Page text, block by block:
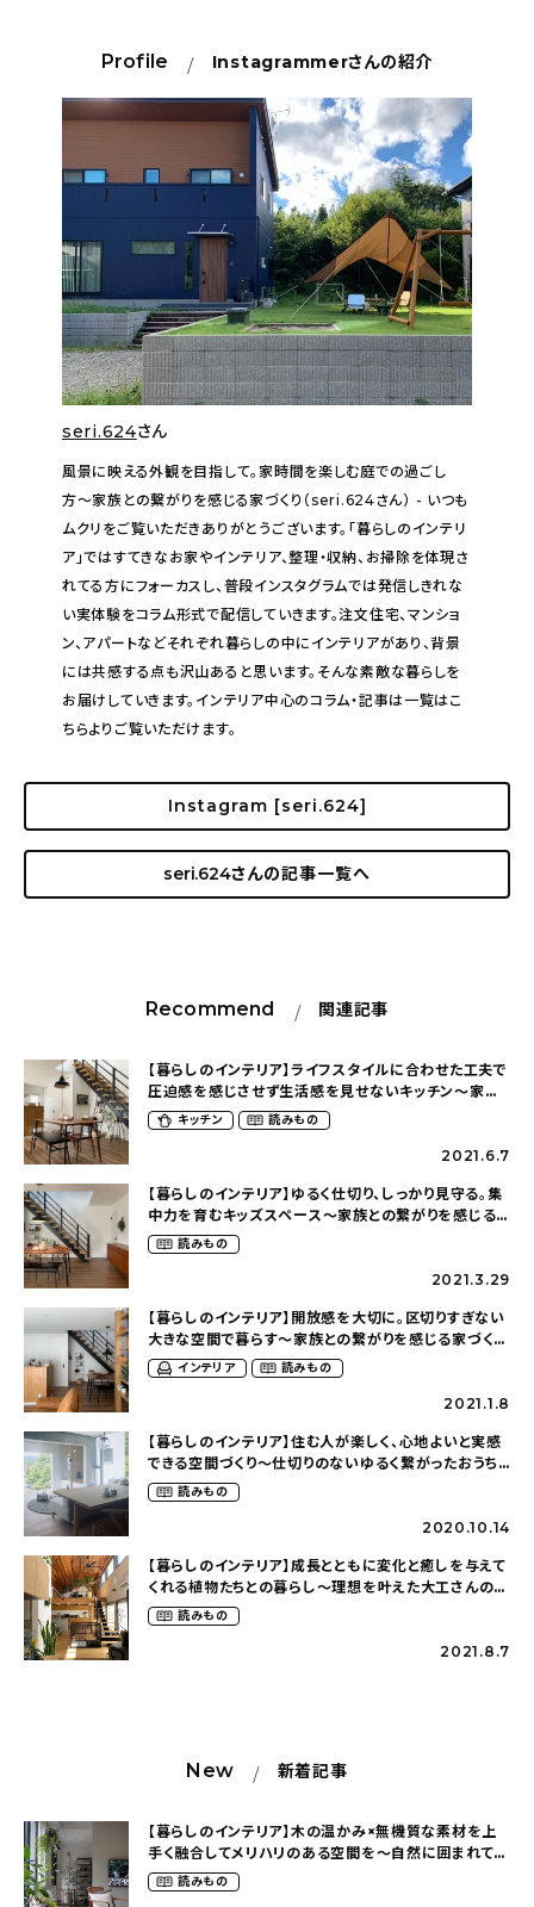
Profile Instagrammerさんの紹介
seri.624さん
風景に映える外観を目指して。家時間を楽しむ庭での過ごし
方〜家族との繋がりを感じる家づくり（seri.624さん） - いつも
ムクリをご覧いただきありがとうございます。「暮らしのインテリ
ア」ではすてきなお家やインテリア、整理・収納、お掃除を体現さ
れてる方にフォーカスし、普段インスタグラムでは発信しきれな
い実体験をコラム形式で配信していきます。注文住宅、マンショ
ン、アパートなどそれぞれ暮らしの中にインテリアがあり、背景
には共感する点も沢山あると思います。そんな素敵な暮らしを
お届けしていきます。インテリア中心のコラム・記事は一覧はこ
ちらよりご覧いただけます。
Instagram [seri.624]
seri.624さんの記事一覧へ
Recommend 関連記事
【暮らしのインテリア】ライフスタイルに合わせた工夫で
圧迫感を感じさせず生活感を見せないキッチン〜家族
との繋がりを感じる家づくり（seri.624さん）
キッチン 読みもの
2021.6.7
【暮らしのインテリア】ゆるく仕切り、しっかり見守る。集
中力を育むキッズスペース〜家族との繋がりを感じる
家づくり（seri.624さん）
読みもの
2021.3.29
【暮らしのインテリア】開放感を大切に。区切りすぎない
大きな空間で暮らす〜家族との繋がりを感じる家づくり
（seri.624さん）
インテリア 読みもの
2021.1.8
【暮らしのインテリア】住む人が楽しく、心地よいと実感
できる空間づくり〜仕切りのないゆるく繋がったおうち
（olney.03さん）
読みもの
2020.10.14
【暮らしのインテリア】成長とともに変化と癒しを与えて
くれる植物たちとの暮らし〜理想を叶えた大工さんの家
づくり（g____k.a.rさん）
読みもの
2021.8.7
New 新着記事
【暮らしのインテリア】木の温かみ×無機質な素材を上
手く融合してメリハリのある空間を〜自然に囲まれて暮
らす（ki_no_ieさん）
読みもの